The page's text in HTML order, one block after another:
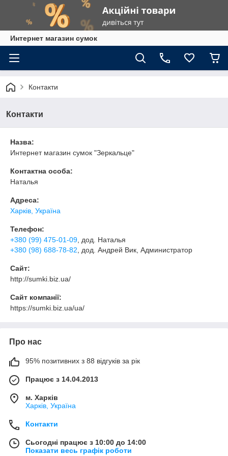
Интернет магазин сумок
Контакти
Контакти
Назва:
Интернет магазин сумок "Зеркальце"
Контактна особа:
Наталья
Адреса:
Харків, Україна
Телефон:
+380 (99) 475-01-09 , дод. Наталья
+380 (98) 688-78-82 , дод. Андрей Вик , Администратор
Сайт:
http://sumki.biz.ua/
Сайт компанії:
https://sumki.biz.ua/ua/
Про нас
95% позитивних з 88 відгуків за рік
Працює з 14.04.2013
м. Харків
Харків, Україна
Контакти
Сьогодні працює з 10:00 до 14:00
Показати весь графік роботи